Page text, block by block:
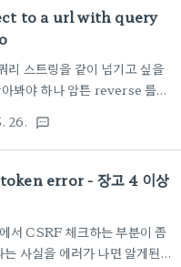
를 사용하여 객체의
한다. 복제는 변경가능하므로
. 출처: https://engineer-
[매일 꾸준히, 더 깊이:티
해서 사용하면 된다. 다시 쿼리
걍 문자열 변수로 넘겨주고
to a url with query
스트링을 같이 넘기고 싶을
봐야 하나 암튼 reverse 를
+ "?" +
참고한 사이트 주소
questions/
string-in-django
query string in
26. textsms
error - 장고 4 이상
서 CSRF 체크하는 부분이 좀
사실을 에러가 나면 알게된